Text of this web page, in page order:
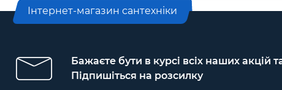
Інтернет-магазин сантехніки
Бажаєте бути в курсі всіх наших акцій
Підпишіться на розсилку